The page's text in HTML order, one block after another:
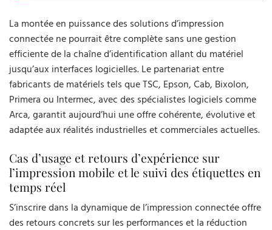
La montée en puissance des solutions d’impression
connectée ne pourrait être complète sans une gestion
efficiente de la chaîne d’identification allant du matériel
jusqu’aux interfaces logicielles. Le partenariat entre
fabricants de matériels tels que TSC, Epson, Cab, Bixolon,
Primera ou Intermec, avec des spécialistes logiciels comme
Arca, garantit aujourd’hui une offre cohérente, évolutive et
adaptée aux réalités industrielles et commerciales actuelles.
Cas d’usage et retours d’expérience sur
l’impression mobile et le suivi des étiquettes en
temps réel
S’inscrire dans la dynamique de l’impression connectée offre
des retours concrets sur les performances et la réduction